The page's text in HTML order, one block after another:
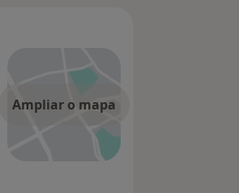
Ampliar o mapa